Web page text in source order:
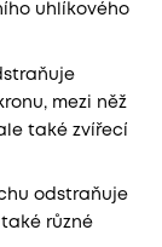
uhlíkového
mezi něž
také zvířecí
odstraňuje
různé